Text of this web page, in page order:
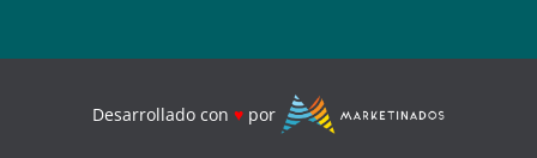
Desarrollado con ♥ por